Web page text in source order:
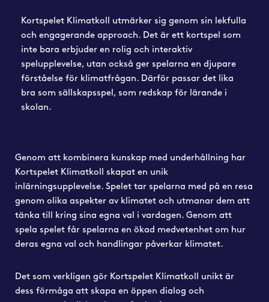
Kortspelet Klimatkoll utmärker sig genom sin lekfulla
och engagerande approach. Det är ett kortspel som
inte bara erbjuder en rolig och interaktiv
spelupplevelse, utan också ger spelarna en djupare
förståelse för klimatfrågan. Därför passar det lika
bra som sällskapsspel, som redskap för lärande i
skolan.
Genom att kombinera kunskap med underhållning har
Kortspelet Klimatkoll skapat en unik
inlärningsupplevelse. Spelet tar spelarna med på en resa
genom olika aspekter av klimatet och utmanar dem att
tänka till kring sina egna val i vardagen. Genom att
spela spelet får spelarna en ökad medvetenhet om hur
deras egna val och handlingar påverkar klimatet.
Det som verkligen gör Kortspelet Klimatkoll unikt är
dess förmåga att skapa en öppen dialog och